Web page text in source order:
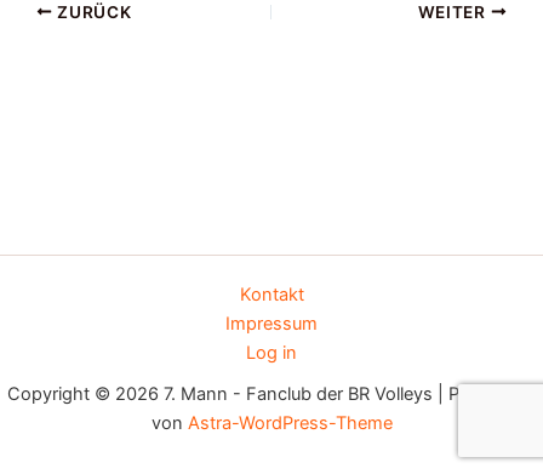
ZURÜCK WEITER
Kontakt
Impressum
Log in
Copyright © 2026 7. Mann - Fanclub der BR Volleys | Präsentiert
von Astra-WordPress-Theme